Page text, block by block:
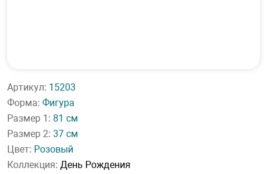
Артикул: 15203
Форма: Фигура
Размер 1: 81 см
Размер 2: 37 см
Цвет: Розовый
Коллекция: День Рождения